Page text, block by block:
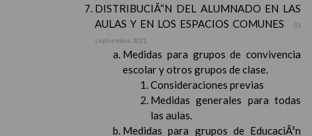
DISTRIBUCIÃ“N DEL ALUMNADO EN LAS
AULAS Y EN LOS ESPACIOS COMUNES
01
septiembre 2021
Medidas para grupos de convivencia
escolar y otros grupos de clase.
Consideraciones previas
Medidas generales para todas
las aulas.
Medidas para grupos de EducaciÃ³n